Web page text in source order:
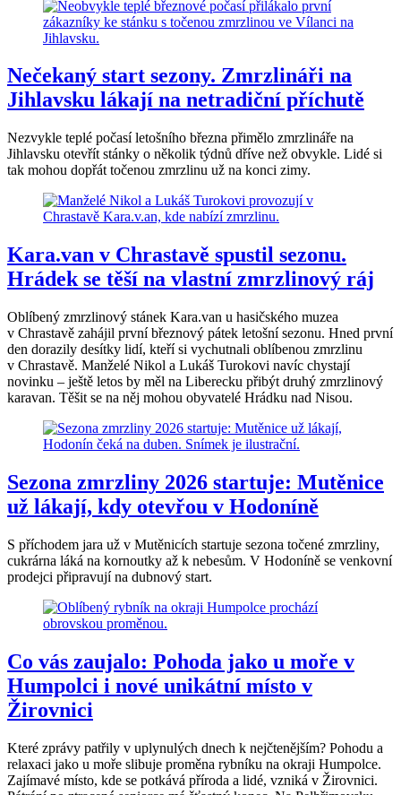
Nečekaný start sezony. Zmrzlináři na
Jihlavsku lákají na netradiční příchutě
Nezvykle teplé počasí letošního března přimělo zmrzlináře na
Jihlavsku otevřít stánky o několik týdnů dříve než obvykle. Lidé si
tak mohou dopřát točenou zmrzlinu už na konci zimy.
Kara.van v Chrastavě spustil sezonu.
Hrádek se těší na vlastní zmrzlinový ráj
Oblíbený zmrzlinový stánek Kara.van u hasičského muzea
v Chrastavě zahájil první březnový pátek letošní sezonu. Hned první
den dorazily desítky lidí, kteří si vychutnali oblíbenou zmrzlinu
v Chrastavě. Manželé Nikol a Lukáš Turokovi navíc chystají
novinku – ještě letos by měl na Liberecku přibýt druhý zmrzlinový
karavan. Těšit se na něj mohou obyvatelé Hrádku nad Nisou.
Sezona zmrzliny 2026 startuje: Mutěnice
už lákají, kdy otevřou v Hodoníně
S příchodem jara už v Mutěnicích startuje sezona točené zmrzliny,
cukrárna láká na kornoutky až k nebesům. V Hodoníně se venkovní
prodejci připravují na dubnový start.
Co vás zaujalo: Pohoda jako u moře v
Humpolci i nové unikátní místo v
Žirovnici
Které zprávy patřily v uplynulých dnech k nejčtenějším? Pohodu a
relaxaci jako u moře slibuje proměna rybníku na okraji Humpolce.
Zajímavé místo, kde se potkává příroda a lidé, vzniká v Žirovnici.